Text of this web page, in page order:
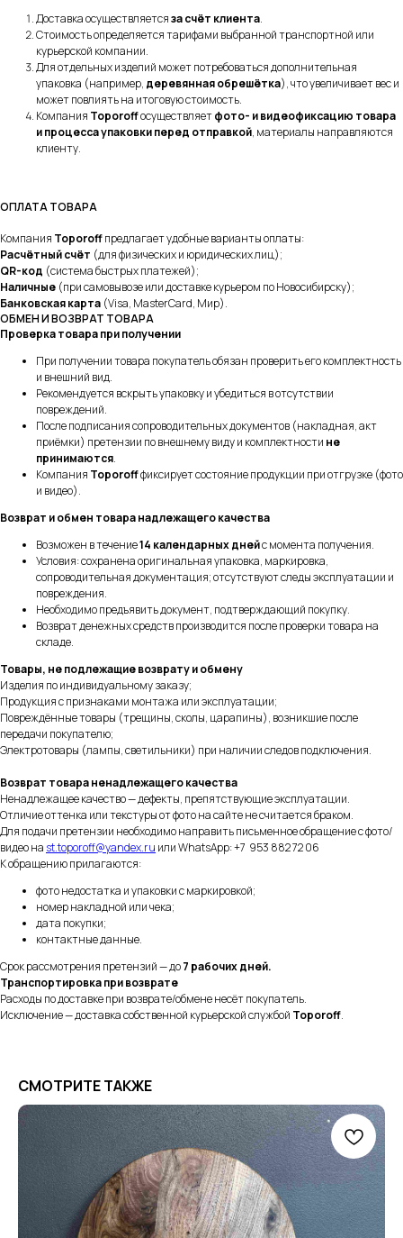
Доставка осуществляетсяза счёт клиента.
Стоимость определяется тарифами выбранной транспортной или
курьерской компании.
Для отдельных изделий может потребоваться дополнительная
упаковка (например, деревянная обрешётка), что увеличивает вес и
может повлиять на итоговую стоимость.
Компания Toporoffосуществляетфото- и видеофиксацию товара
и процесса упаковки перед отправкой, материалы направляются
клиенту.
ОПЛАТА ТОВАРА
Компания Toporoffпредлагает удобные варианты оплаты:
Расчётный счёт (для физических и юридических лиц);
QR-код (система быстрых платежей);
Наличные (при самовывозе или доставке курьером по Новосибирску);
Банковская карта (Visa, MasterCard, Мир).
ОБМЕН И ВОЗВРАТ ТОВАРА
Проверка товара при получении
При получении товара покупатель обязан проверить его комплектность
и внешний вид.
Рекомендуется вскрыть упаковку и убедиться в отсутствии
повреждений.
После подписания сопроводительных документов (накладная, акт
приёмки) претензии по внешнему виду и комплектности не
принимаются.
Компания Toporoffфиксирует состояние продукции при отгрузке (фото
и видео).
Возврат и обмен товара надлежащего качества
Возможен в течение14 календарных днейс момента получения.
Условия: сохранена оригинальная упаковка, маркировка,
сопроводительная документация; отсутствуют следы эксплуатации и
повреждения.
Необходимо предъявить документ, подтверждающий покупку.
Возврат денежных средств производится после проверки товара на
складе.
Товары, не подлежащие возврату и обмену
Изделия по индивидуальному заказу;
Продукция с признаками монтажа или эксплуатации;
Повреждённые товары (трещины, сколы, царапины), возникшие после
передачи покупателю;
Электротовары (лампы, светильники) при наличии следов подключения.
Возврат товара ненадлежащего качества
Ненадлежащее качество — дефекты, препятствующие эксплуатации.
Отличие оттенка или текстуры от фото на сайте не считается браком.
Для подачи претензии необходимо направить письменное обращение с фото/
видео на st.toporoff@yandex.ru или WhatsApp: +7 953 882 72 06
К обращению прилагаются:
фото недостатка и упаковки с маркировкой;
номер накладной или чека;
дата покупки;
контактные данные.
Срок рассмотрения претензий — до7 рабочих дней.
Транспортировка при возврате
Расходы по доставке при возврате/обмене несёт покупатель.
Исключение — доставка собственной курьерской службой Toporoff.
СМОТРИТЕ ТАКЖЕ